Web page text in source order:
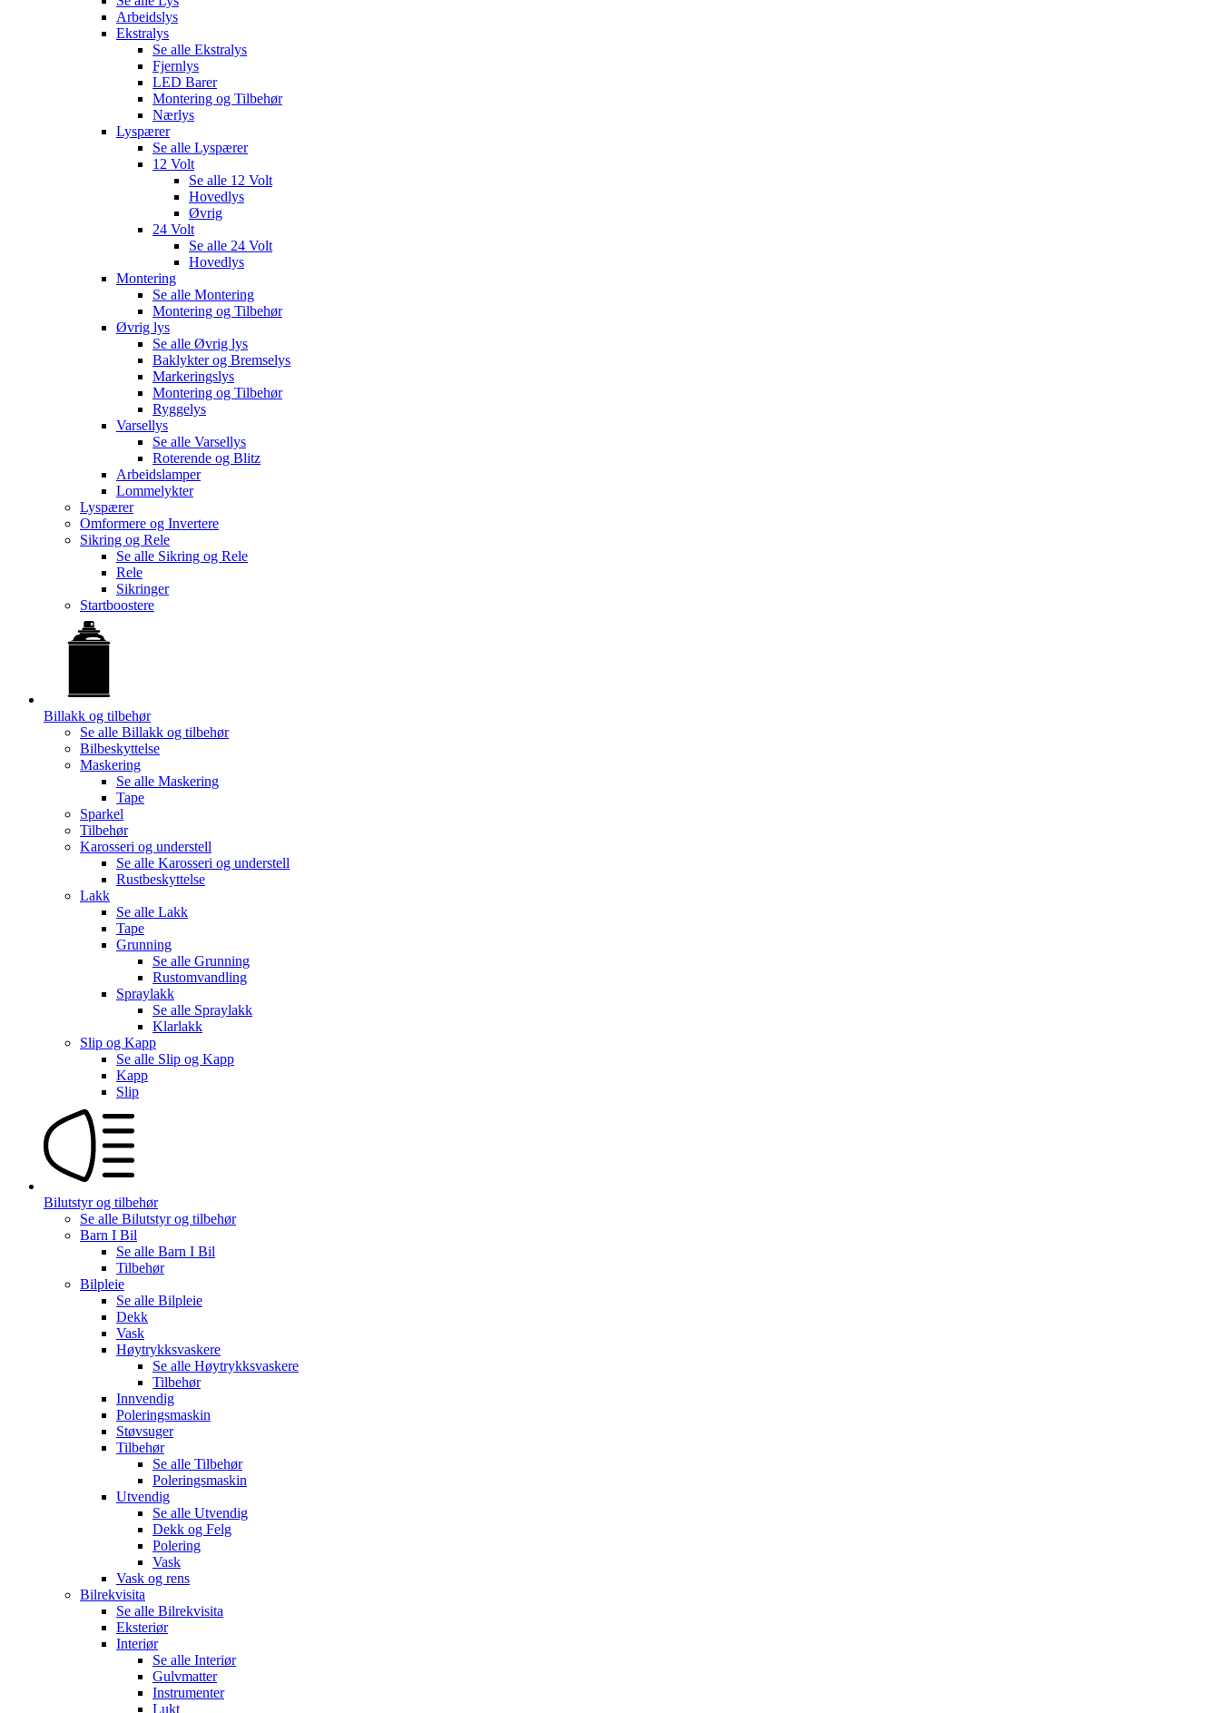
Arbeidslys
Ekstralys
Se alle Ekstralys
Fjernlys
LED Barer
Montering og Tilbehør
Nærlys
Lyspærer
Se alle Lyspærer
12 Volt
Se alle 12 Volt
Hovedlys
Øvrig
24 Volt
Se alle 24 Volt
Hovedlys
Montering
Se alle Montering
Montering og Tilbehør
Øvrig lys
Se alle Øvrig lys
Baklykter og Bremselys
Markeringslys
Montering og Tilbehør
Ryggelys
Varsellys
Se alle Varsellys
Roterende og Blitz
Arbeidslamper
Lommelykter
Lyspærer
Omformere og Invertere
Sikring og Rele
Se alle Sikring og Rele
Rele
Sikringer
Startboostere
Billakk og tilbehør
Se alle Billakk og tilbehør
Bilbeskyttelse
Maskering
Se alle Maskering
Tape
Sparkel
Tilbehør
Karosseri og understell
Se alle Karosseri og understell
Rustbeskyttelse
Lakk
Se alle Lakk
Tape
Grunning
Se alle Grunning
Rustomvandling
Spraylakk
Se alle Spraylakk
Klarlakk
Slip og Kapp
Se alle Slip og Kapp
Kapp
Slip
Bilutstyr og tilbehør
Se alle Bilutstyr og tilbehør
Barn I Bil
Se alle Barn I Bil
Tilbehør
Bilpleie
Se alle Bilpleie
Dekk
Vask
Høytrykksvaskere
Se alle Høytrykksvaskere
Tilbehør
Innvendig
Poleringsmaskin
Støvsuger
Tilbehør
Se alle Tilbehør
Poleringsmaskin
Utvendig
Se alle Utvendig
Dekk og Felg
Polering
Vask
Vask og rens
Bilrekvisita
Se alle Bilrekvisita
Eksteriør
Interiør
Se alle Interiør
Gulvmatter
Instrumenter
Lukt